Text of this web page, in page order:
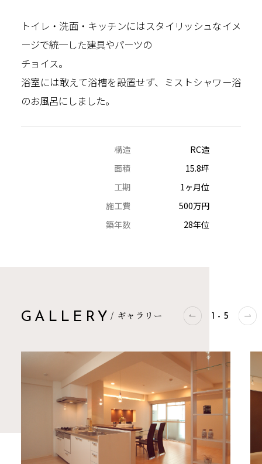
トイレ・洗面・キッチンにはスタイリッシュなイメ
ージで統一した建具やパーツの
チョイス。
浴室には敢えて浴槽を設置せず、ミストシャワー浴
のお風呂にしました。
構造
RC造
面積
15.8坪
工期
1ヶ月位
施工費
500万円
築年数
28年位
GALLERY / ギャラリー 1 - 5